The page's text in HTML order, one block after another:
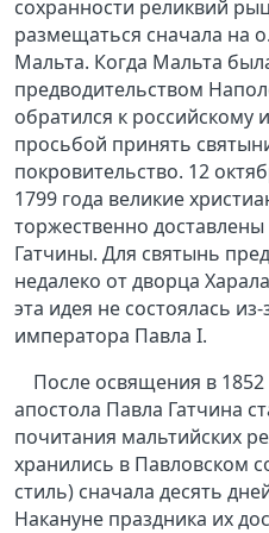
сохранности реликвий
размещаться сначала на
Мальта. Когда Мальта
предводительством
обратился к российскому
просьбой принять
покровительство. 12
1799 года великие
торжественно доставлены
Гатчины. Для святынь
недалеко от дворца
эта идея не состоялась
императора Павла I.
После освящения в 1852
апостола Павла Гатчина
почитания мальтийских
хранились в Павловском
стиль) сначала десять
Накануне праздника их